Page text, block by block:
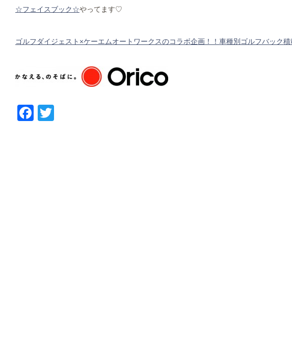
☆フェイスブック☆やってます♡
ゴルフダイジェスト×ケーエムオートワークスのコラボ企画！！車種別ゴルフバック積
Facebook